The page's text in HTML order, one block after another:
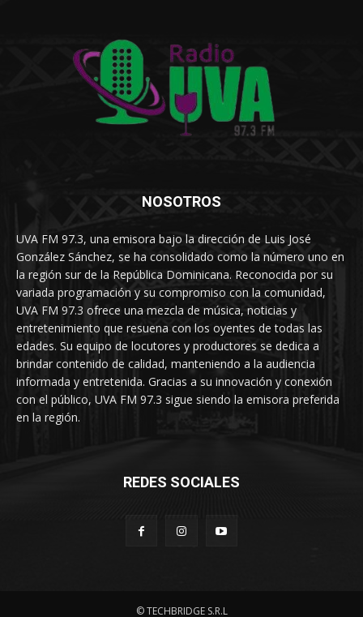
NOSOTROS
UVA FM 97.3, una emisora bajo la dirección de Luis José
González Sánchez, se ha consolidado como la número uno en
la región sur de la República Dominicana. Reconocida por su
variada programación y su compromiso con la comunidad,
UVA FM 97.3 ofrece una mezcla de música, noticias y
entretenimiento que resuena con los oyentes de todas las
edades. Su equipo de locutores y productores se dedica a
brindar contenido de calidad, manteniendo a la audiencia
informada y entretenida. Gracias a su innovación y conexión
con el público, UVA FM 97.3 sigue siendo la emisora preferida
en la región.
REDES SOCIALES
© TECHBRIDGE S.R.L